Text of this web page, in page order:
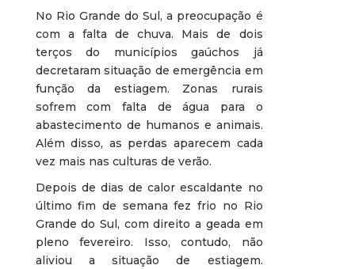
No Rio Grande do Sul, a preocupação é
com a falta de chuva. Mais de dois
terços do municípios gaúchos já
decretaram situação de emergência em
função da estiagem. Zonas rurais
sofrem com falta de água para o
abastecimento de humanos e animais.
Além disso, as perdas aparecem cada
vez mais nas culturas de verão.
Depois de dias de calor escaldante no
último fim de semana fez frio no Rio
Grande do Sul, com direito a geada em
pleno fevereiro. Isso, contudo, não
aliviou a situação de estiagem.